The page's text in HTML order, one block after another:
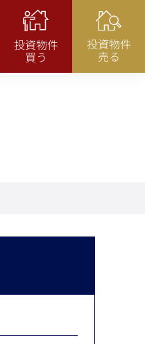
投資物件
買う
投資物件
売る